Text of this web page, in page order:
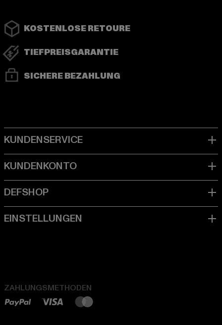
KOSTENLOSE RETOURE
TIEFPREISGARANTIE
SICHERE BEZAHLUNG
ZAHLUNGSMETHODEN